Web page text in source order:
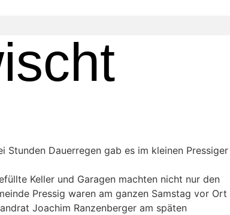
Dauerregen gab es im kleinen Pressiger
Keller und Garagen machten nicht nur den
Pressig waren am ganzen Samstag vor Ort
Joachim Ranzenberger am späten